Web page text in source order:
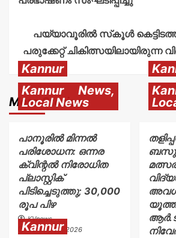
പയ്യാവൂരില്‍ സ്‌കൂള്‍
പരുക്കേറ്റ് ചികിത്സയിലായിരുന്ന
More Stories
Kannur
Kannur News,
Local News
പാനൂരിൽ മിന്നൽ
പരിശോധന: ഒന്നര
ക്വിന്റൽ നിരോധിത
പ്ലാസ്റ്റിക്
പിടിച്ചെടുത്തു; 30,000
രൂപ പിഴ
KVnews
January 22, 2026
യൂത്ത്
Kannur